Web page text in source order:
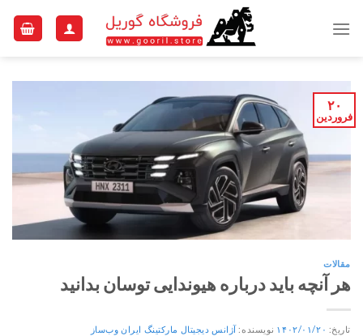
۲۰
فروردین
مقالات
هر آنچه باید درباره هیوندایی توسان بدانید
تاریخ: ۱۴۰۲/۰۱/۲۰ نویسنده: آژانس دیجیتال مارکتینگ ایران وب‌ساز